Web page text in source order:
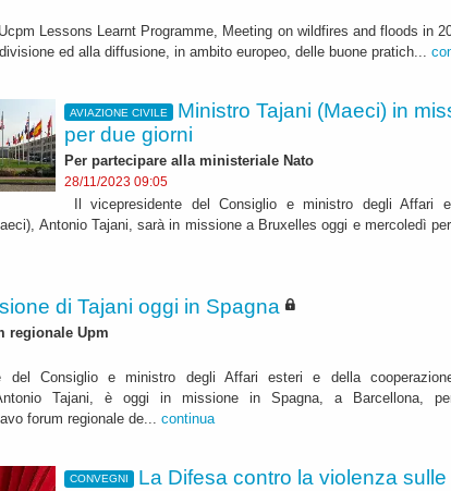
Lessons Learnt Programme, Meeting on wildfires and floods in
ed alla diffusione, in ambito europeo, delle buone pratich...
AVIAZIONE CIVILE
Ministro Tajani (Maeci) in
per due giorni
Per partecipare alla ministeriale Nato
28/11/2023 09:05
Il vicepresidente del Consiglio e ministro degli Affari
Antonio Tajani, sarà in missione a Bruxelles oggi e mercoledì
di Tajani oggi in Spagna
regionale Upm
del Consiglio e ministro degli Affari esteri e della
Tajani, è oggi in missione in Spagna, a Barcellona,
forum regionale de... continua
CONVEGNI
La Difesa contro la violenza